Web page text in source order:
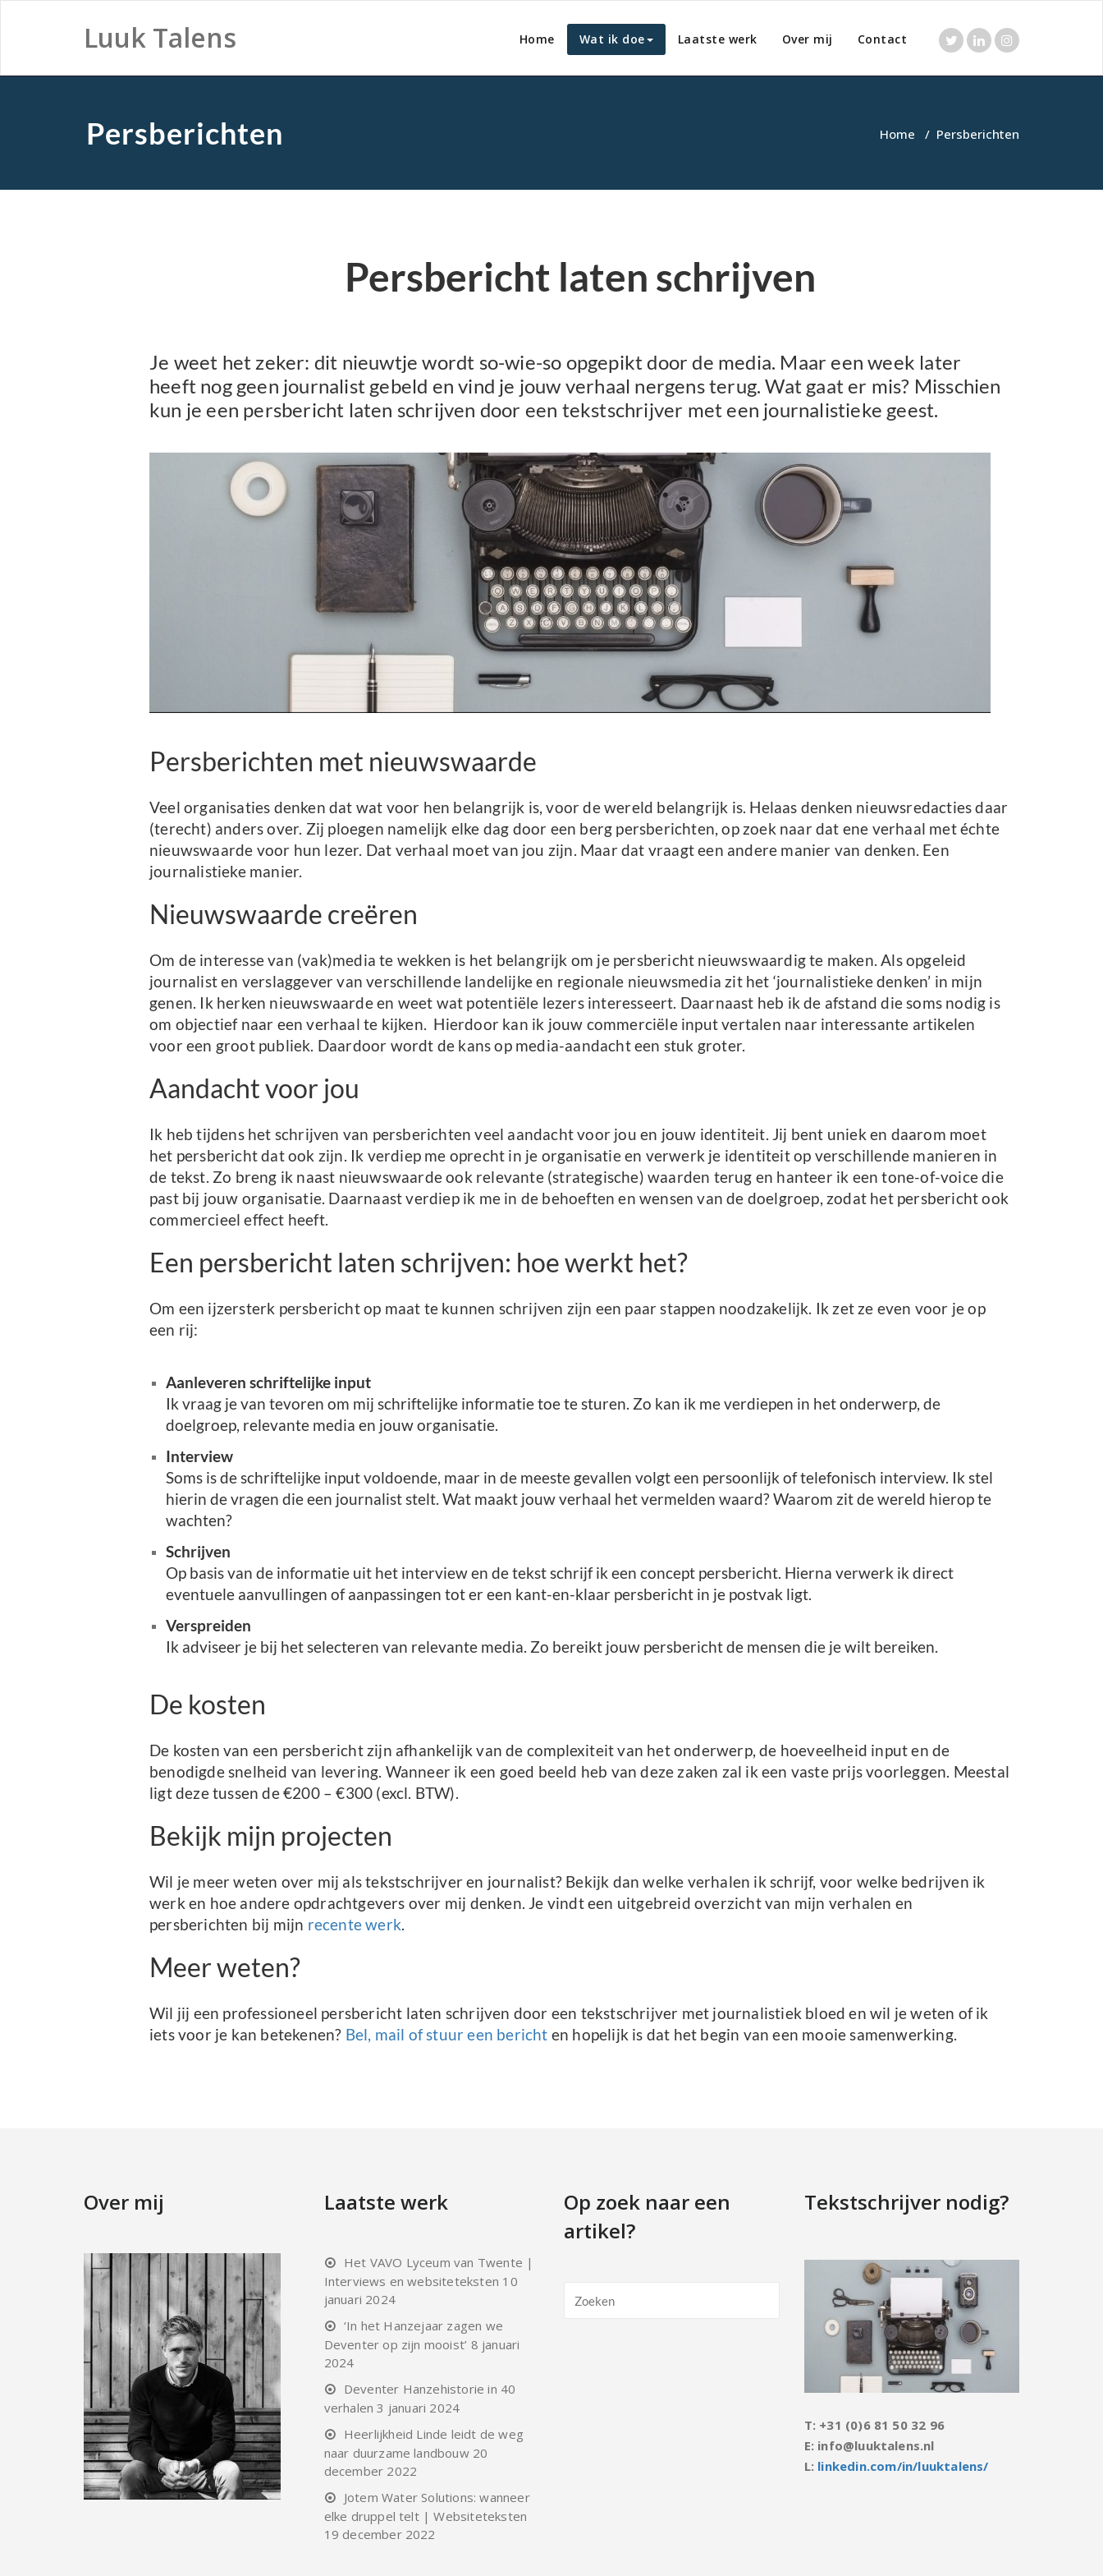
Luuk Talens Home Wat ik doe Laatste werk Over mij Contact
Persberichten Home / Persberichten
Persbericht laten schrijven
Je weet het zeker: dit nieuwtje wordt so-wie-so opgepikt door de media. Maar een week later
heeft nog geen journalist gebeld en vind je jouw verhaal nergens terug. Wat gaat er mis? Misschien
kun je een persbericht laten schrijven door een tekstschrijver met een journalistieke geest.
Persberichten met nieuwswaarde
Veel organisaties denken dat wat voor hen belangrijk is, voor de wereld belangrijk is. Helaas denken nieuwsredacties daar
(terecht) anders over. Zij ploegen namelijk elke dag door een berg persberichten, op zoek naar dat ene verhaal met échte
nieuwswaarde voor hun lezer. Dat verhaal moet van jou zijn. Maar dat vraagt een andere manier van denken. Een
journalistieke manier.
Nieuwswaarde creëren
Om de interesse van (vak)media te wekken is het belangrijk om je persbericht nieuwswaardig te maken. Als opgeleid
journalist en verslaggever van verschillende landelijke en regionale nieuwsmedia zit het ‘journalistieke denken’ in mijn
genen. Ik herken nieuwswaarde en weet wat potentiële lezers interesseert. Daarnaast heb ik de afstand die soms nodig is
om objectief naar een verhaal te kijken. Hierdoor kan ik jouw commerciële input vertalen naar interessante artikelen
voor een groot publiek. Daardoor wordt de kans op media-aandacht een stuk groter.
Aandacht voor jou
Ik heb tijdens het schrijven van persberichten veel aandacht voor jou en jouw identiteit. Jij bent uniek en daarom moet
het persbericht dat ook zijn. Ik verdiep me oprecht in je organisatie en verwerk je identiteit op verschillende manieren in
de tekst. Zo breng ik naast nieuwswaarde ook relevante (strategische) waarden terug en hanteer ik een tone-of-voice die
past bij jouw organisatie. Daarnaast verdiep ik me in de behoeften en wensen van de doelgroep, zodat het persbericht ook
commercieel effect heeft.
Een persbericht laten schrijven: hoe werkt het?
Om een ijzersterk persbericht op maat te kunnen schrijven zijn een paar stappen noodzakelijk. Ik zet ze even voor je op
een rij:
Aanleveren schriftelijke input
Ik vraag je van tevoren om mij schriftelijke informatie toe te sturen. Zo kan ik me verdiepen in het onderwerp, de
doelgroep, relevante media en jouw organisatie.
Interview
Soms is de schriftelijke input voldoende, maar in de meeste gevallen volgt een persoonlijk of telefonisch interview. Ik stel
hierin de vragen die een journalist stelt. Wat maakt jouw verhaal het vermelden waard? Waarom zit de wereld hierop te
wachten?
Schrijven
Op basis van de informatie uit het interview en de tekst schrijf ik een concept persbericht. Hierna verwerk ik direct
eventuele aanvullingen of aanpassingen tot er een kant-en-klaar persbericht in je postvak ligt.
Verspreiden
Ik adviseer je bij het selecteren van relevante media. Zo bereikt jouw persbericht de mensen die je wilt bereiken.
De kosten
De kosten van een persbericht zijn afhankelijk van de complexiteit van het onderwerp, de hoeveelheid input en de
benodigde snelheid van levering. Wanneer ik een goed beeld heb van deze zaken zal ik een vaste prijs voorleggen. Meestal
ligt deze tussen de €200 – €300 (excl. BTW).
Bekijk mijn projecten
Wil je meer weten over mij als tekstschrijver en journalist? Bekijk dan welke verhalen ik schrijf, voor welke bedrijven ik
werk en hoe andere opdrachtgevers over mij denken. Je vindt een uitgebreid overzicht van mijn verhalen en
persberichten bij mijn recente werk.
Meer weten?
Wil jij een professioneel persbericht laten schrijven door een tekstschrijver met journalistiek bloed en wil je weten of ik
iets voor je kan betekenen? Bel, mail of stuur een bericht en hopelijk is dat het begin van een mooie samenwerking.
Over mij Laatste werk
Het VAVO Lyceum van Twente |
Interviews en websiteteksten 10
januari 2024
‘In het Hanzejaar zagen we
Deventer op zijn mooist’ 8 januari
2024
Deventer Hanzehistorie in 40
verhalen 3 januari 2024
Heerlijkheid Linde leidt de weg
naar duurzame landbouw 20
december 2022
Jotem Water Solutions: wanneer
elke druppel telt | Websiteteksten
19 december 2022
Op zoek naar een
artikel?
Tekstschrijver nodig?
T: +31 (0)6 81 50 32 96
E: info@luuktalens.nl
L: linkedin.com/in/luuktalens/